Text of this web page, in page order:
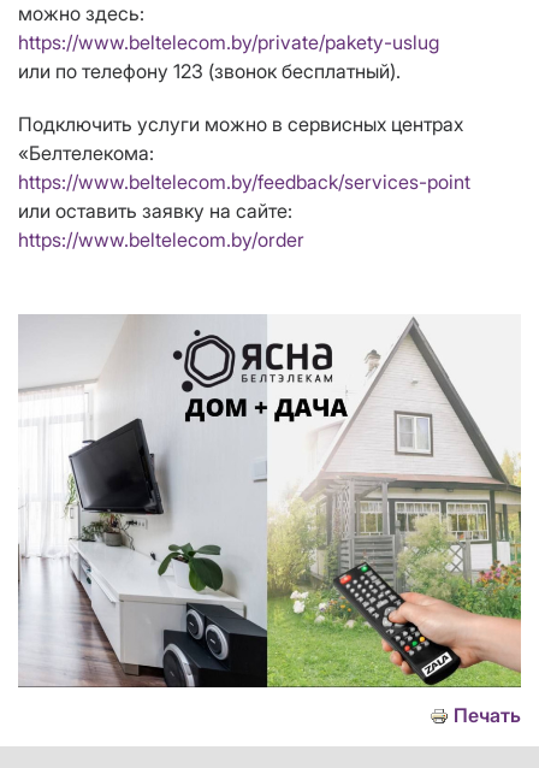
можно здесь:
https://www.beltelecom.by/private/pakety-uslug
или по телефону 123 (звонок бесплатный).
Подключить услуги можно в сервисных центрах
«Белтелекома:
https://www.beltelecom.by/feedback/services-point
или оставить заявку на сайте:
https://www.beltelecom.by/order
Печать